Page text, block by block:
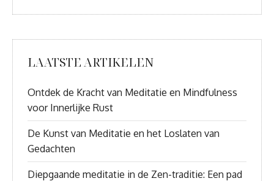
LAATSTE ARTIKELEN
Ontdek de Kracht van Meditatie en Mindfulness
voor Innerlijke Rust
De Kunst van Meditatie en het Loslaten van
Gedachten
Diepgaande meditatie in de Zen-traditie: Een pad